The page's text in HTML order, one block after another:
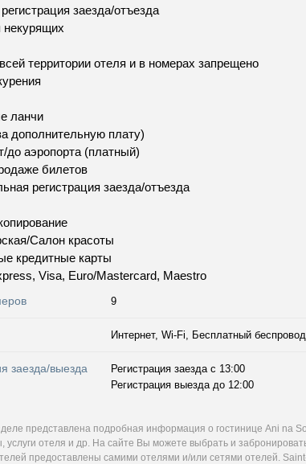
заезда/отъезда
территории отеля и в номерах запрещено
ланчи
дополнительную плату)
до аэропорта (платный)
билетов
регистрация заезда/отъезда
Салон красоты
кредитные карты
Visa, Euro/Mastercard, Maestro
9
Интернет, Wi-Fi, Бесплатный
заезда/выезда
Регистрация заезда с 13:00
Регистрация выезда до 12:00
представлена подробная информация о гостинице Ani na
услуги отеля и др. На сайте Вы можете выбрать и
предоставлены самими отелями и/или сетями отелей.